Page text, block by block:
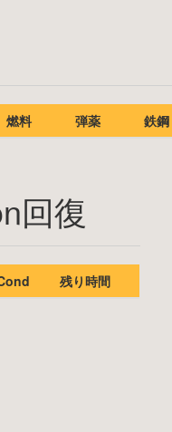
燃料 弾薬 鉄鋼
回復
残り時間